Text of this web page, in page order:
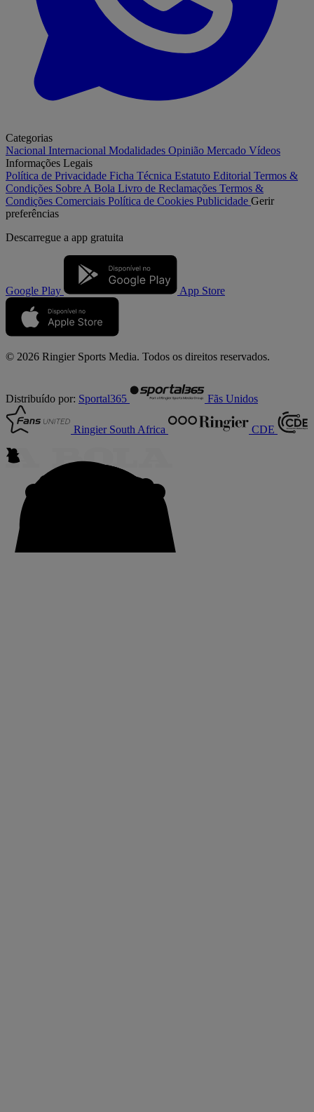
Categorias
Nacional Internacional Modalidades Opinião Mercado Vídeos
Informações Legais
Política de Privacidade Ficha Técnica Estatuto Editorial Termos &
Condições Sobre A Bola Livro de Reclamações Termos &
Condições Comerciais Política de Cookies Publicidade Gerir
preferências
Descarregue a app gratuita
Google Play App Store
© 2026 Ringier Sports Media. Todos os direitos reservados.
Distribuído por: Sportal365 Fãs Unidos
Ringier South Africa CDE